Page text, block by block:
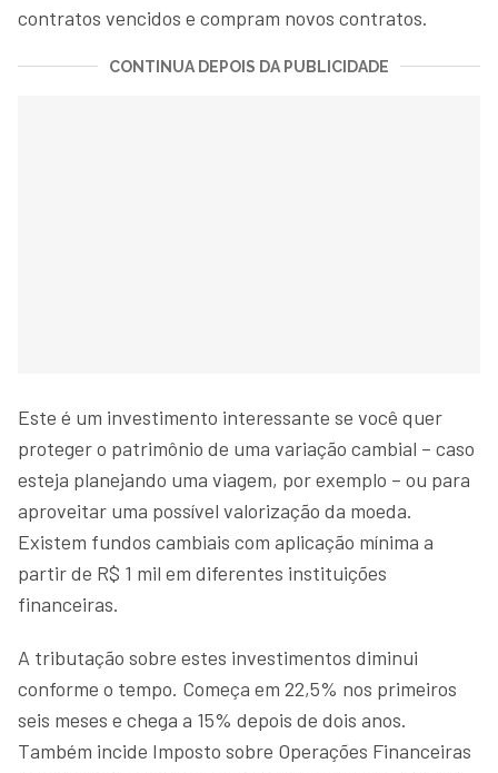
contratos vencidos e compram novos contratos.
CONTINUA DEPOIS DA PUBLICIDADE
Este é um investimento interessante se você quer
proteger o patrimônio de uma variação cambial – caso
esteja planejando uma viagem, por exemplo – ou para
aproveitar uma possível valorização da moeda.
Existem fundos cambiais com aplicação mínima a
partir de R$ 1 mil em diferentes instituições
financeiras.
A tributação sobre estes investimentos diminui
conforme o tempo. Começa em 22,5% nos primeiros
seis meses e chega a 15% depois de dois anos.
Também incide Imposto sobre Operações Financeiras